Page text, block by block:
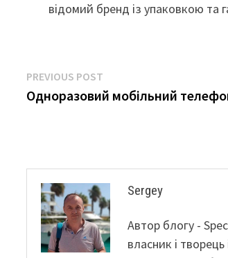
відомий бренд із упаковкою та
Навігація
записів
PREVIOUS POST
post:
Одноразовий мобільний
Sergey
Автор блогу -
власник і